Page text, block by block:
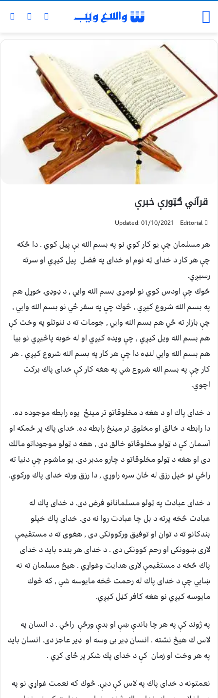
قرآني ګټورې خبرې
Editorial
Updated: 01/10/2021
هر مسلمان چې يو كار كوي نو په بسم الله يې پيل كوي . دا ځكه
چې هر كار د خداى ټه نوم او خداى په فضل پيل كيږي او سرته
رسيږي.
څوك چې اودس كوي نو لومړی بسم الله وايي , د ډوډۍ خوړل هم
په بسم الله شروع كيږي , څوك چې په سفر ځي نو بسم الله وايي ,
چې بازار ته ځي هم بسم الله وايي , جومات ته د ننوتلو په وخت كې
هم بسم الله ويل كيږي , چې ويده كيږي او له خوبه پاڅيږي نو بيا
هم بسم الله وايي لنډه دا چې هر كار په بسم الله شروع كيږي . هر
كار چې په بسم الله شروع شي په هغه كار كې خداى پاك بركت
اچوي.
د خداى پاك او د هغه د مخلوقاتو تر مينځ يوه رابطه موجوده ده.
دا رابطه د خالق او مخلوق تر مينځ رابطه ده. خداى پاك پر ځمكه او
آسمان كې د ټولو مخلوقاتو خالق دى , هغه د ټولو موجوداتو مالك
دى او هغه د ټولو مخلوقاتو د چارو مدبر دى. يو ماشوم چې دنيا ته
راځي نو خپل رزق له ځان سره راوړي , دا رزق ورته خداى پاك وركوي.
د خداى عبادت په ټولو مسلمانانو فرض دى. د خداى پاك له
عبادت څخه پرته د بل چا عبادت روا نه دى. خداى پاك خپلو
بندكانو ته د توان او توفيق وركوونكى دى , هغوى ته د مستقيمې
لاری ښوونكی او رحم كوونكى دى . د خداى هر بنده بايد د خداى
پاك څخه د مستقيمې لارى هدايت وغواړي . هيڅ مسلمان ته نه
ښايي چې د خداى پاك له رحمت څخه مايوسه شي , كه څوك
مايوسه كيږي نو هغه كافر كڼل كيږي.
په ژوند كې په هر چا باندې ښې او بدې ورځې راځي . د انسان په
لاس ك هيڅ نشته . انسان ډير بى وسه او ډير عاجز دى. انسان بايد
په هر وخت او زمان كې د خداى پك شكر پر ځاى كړي .
نعمتونه د خداى پاك په لاس كې ديې. څوك كه نعمت غواړي نو په